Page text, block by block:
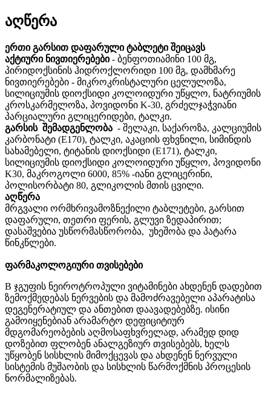
აღწერა
ერთი გარსით დაფარული ტაბლეტი შეიცავს
აქტიური ნივთიერებები- ბენფოთიამინი 100 მგ,
პირიდოქსინის ჰიდროქლორიდი 100 მგ, დამხმარე
ნივთიერებები - მიკროკრისტალური ცელულოზა,
სილიციუმის დიოქსიდი კოლოიდური უწყლო, ნატრიუმის
კროსკარმელოზა, პოვიდონი K-30, გრძელჯაჭვიანი
პარციალური გლიცერიდები, ტალკი.
გარსის შემადგენლობა - შელაკი, საქაროზა, კალციუმის
კარბონატი (E170), ტალკი, აკაციის ფხვნილი, სიმინდის
სახამებელი, ტიტანის დიოქსიდი (E171), ტალკი,
სილიციუმის დიოქსიდი კოლოიდური უწყლო, პოვიდონი
K30, მაკროგოლი 6000, 85% -იანი გლიცერინი,
პოლისორბატი 80, გლიკოლის მთის ცვილი.
აღწერა
მრგვალი ორმხრივამოზნექილი ტაბლეტები, გარსით
დაფარული, თეთრი ფერის, გლუვი ზედაპირით;
დასაშვებია უსწორმასწორობა, უხეშობა და პატარა
წინკწლები.
ფარმაკოლოგიური თვისებები
B ჯგუფის ნეიროტროპული ვიტამინები ახდენენ დადებით
ზემოქმედებას ნერვების და მამოძრავებელი აპარატისა
დეგენერატიულ და ანთებით დაავადებებზე. ისინი
გამოიყენებიან არამარტო დეფიციტიურ
მდგომარეობების აღმოსაფხვრელად, არამედ დიდ
დოზებით ფლობენ ანალგეზიურ თვისებებს, ხელს
უწყობენ სისხლის მიმოქცევას და ახდენენ ნერვული
სისტემის მუშაობის და სისხლის წარმოქმნის პროცესის
ნორმალიზებას.